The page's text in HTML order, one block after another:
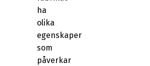
ha
olika
egenskaper
som
påverkar